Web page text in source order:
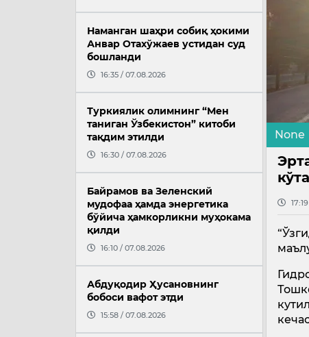
Наманган шаҳри собиқ ҳокими
Анвар Отахўжаев устидан суд
бошланди
16:35 / 07.08.2026
Туркиялик олимнинг “Мен
таниган Ўзбекистон” китоби
тақдим этилди
16:30 / 07.08.2026
Байрамов ва Зеленский
мудофаа ҳамда энергетика
бўйича ҳамкорликни муҳокама
қилди
16:10 / 07.08.2026
Абдуқодир Ҳусановнинг
бобоси вафот этди
15:58 / 07.08.2026
None